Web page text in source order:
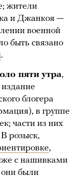
жители
и Джанкоя —
военной
быть связано
.
пяти утра,
блогера
в группе
части из них
розыск,
,
с нашивками
они были